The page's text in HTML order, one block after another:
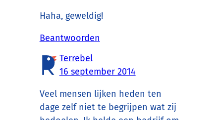
Haha, geweldig!
Beantwoorden
Terrebel
16 september 2014
Veel mensen lijken heden ten
dage zelf niet te begrijpen wat zij